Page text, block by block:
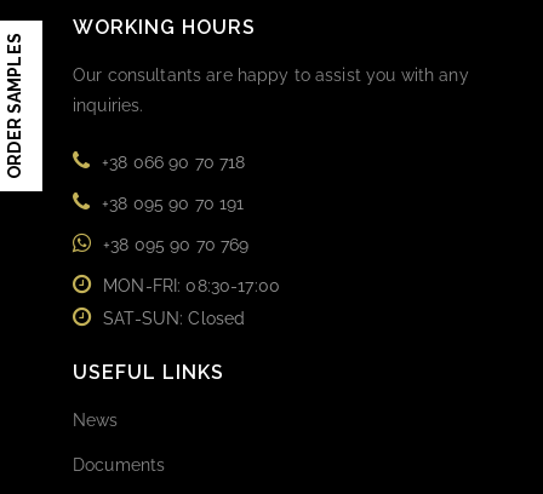
ORDER SAMPLES
WORKING HOURS
Our consultants are happy to assist you with any
inquiries.
+38 066 90 70 718
+38 095 90 70 191
+38 095 90 70 769
MON-FRI: 08:30-17:00
SAT-SUN: Closed
USEFUL LINKS
News
Documents